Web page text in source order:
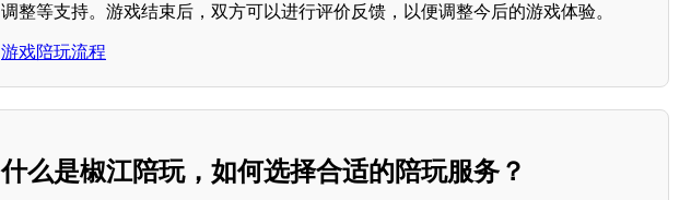
调整等支持。游戏结束后，双方可以进行评价反馈，以便调整今后的游戏体验。
游戏陪玩流程
什么是椒江陪玩，如何选择合适的陪玩服务？